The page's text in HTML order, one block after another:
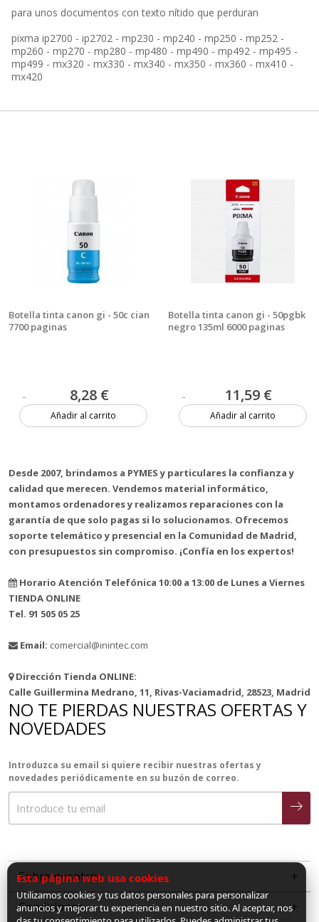
para unos documentos con texto nítido que perduran
pixma ip2700 - ip2702 - mp230 - mp240 - mp250 - mp252 -
mp260 - mp270 - mp280 - mp480 - mp490 - mp492 - mp495 -
mp499 - mx320 - mx330 - mx340 - mx350 - mx360 - mx410 -
mx420
Botella tinta canon gi - 50c cian
7700 paginas
8,28 €
Añadir al carrito
Botella tinta canon gi - 50pgbk
negro 135ml 6000 paginas
11,59 €
Añadir al carrito
Desde 2007, brindamos a PYMES y particulares la confianza y
calidad que merecen. Vendemos material informático,
montamos ordenadores y realizamos reparaciones con la
garantía de que solo pagas si lo solucionamos. Ofrecemos
soporte telemático y presencial en la Comunidad de Madrid,
con presupuestos sin compromiso. ¡Confía en los expertos!
Horario Atención Telefónica 10:00 a 13:00 de Lunes a Viernes
TIENDA ONLINE
Tel. 91 505 05 25
Email: comercial@inintec.com
Dirección Tienda ONLINE:
Calle Guillermina Medrano, 11, Rivas-Vaciamadrid, 28523, Madrid
NO TE PIERDAS NUESTRAS OFERTAS Y
NOVEDADES
Introduzca su email si quiere recibir nuestras ofertas y
novedades periódicamente en su buzón de correo.
Sobre nosotros
Condiciones
Esta página web usa cookies
Utilizamos cookies y tus datos personales para personalizar
anuncios y mejorar tu experiencia en nuestro sitio. Al aceptar, nos